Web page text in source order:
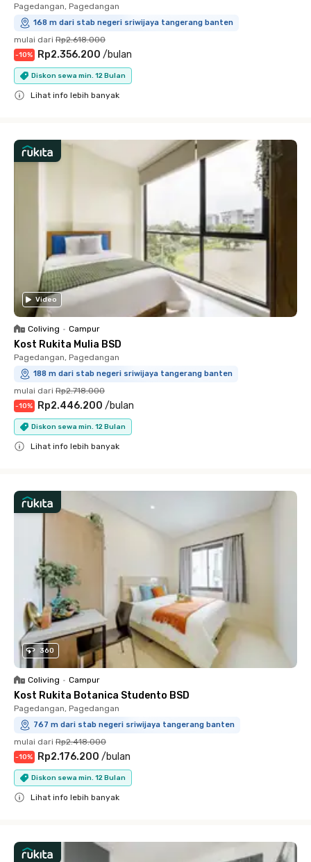
Pagedangan, Pagedangan
168 m dari stab negeri sriwijaya tangerang banten
mulai dari Rp2.618.000
-10% Rp2.356.200 /bulan
Diskon sewa min. 12 Bulan
Lihat info lebih banyak
Video
Coliving • Campur
Kost Rukita Mulia BSD
Pagedangan, Pagedangan
188 m dari stab negeri sriwijaya tangerang banten
mulai dari Rp2.718.000
-10% Rp2.446.200 /bulan
Diskon sewa min. 12 Bulan
Lihat info lebih banyak
360
Coliving • Campur
Kost Rukita Botanica Studento BSD
Pagedangan, Pagedangan
767 m dari stab negeri sriwijaya tangerang banten
mulai dari Rp2.418.000
-10% Rp2.176.200 /bulan
Diskon sewa min. 12 Bulan
Lihat info lebih banyak